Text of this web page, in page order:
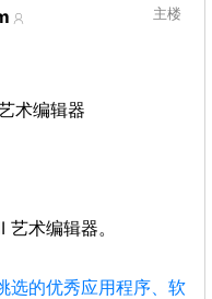
主楼
术编辑器
术编辑器。
选的优秀应用程序、软